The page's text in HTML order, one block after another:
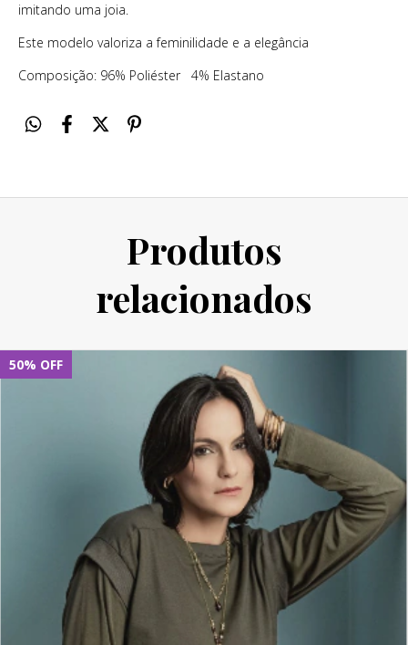
imitando uma joia.
Este modelo valoriza a feminilidade e a elegância
Composição: 96% Poliéster 4% Elastano
Produtos
relacionados
50% OFF